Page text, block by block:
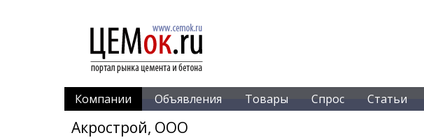
Компании Объявления Товары Спрос Статьи
Акрострой, ООО